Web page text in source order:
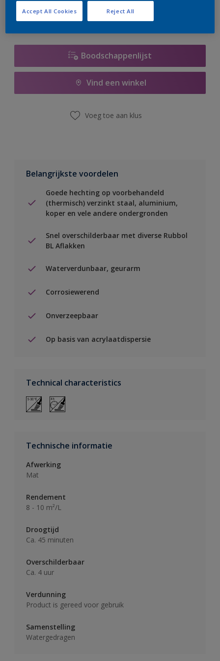
Boodschappenlijst
Vind een winkel
Voeg toe aan klus
Belangrijkste voordelen
Goede hechting op voorbehandeld
(thermisch) verzinkt staal, aluminium,
koper en vele andere ondergronden
Snel overschilderbaar met diverse Rubbol
BL Aflakken
Waterverdunbaar, geurarm
Corrosiewerend
Onverzeepbaar
Op basis van acrylaatdispersie
Technical characteristics
Technische informatie
Afwerking
Mat
Rendement
8 - 10 m²/L
Droogtijd
Ca. 45 minuten
Overschilderbaar
Ca. 4 uur
Verdunning
Product is gereed voor gebruik
Samenstelling
Watergedragen
Reject All
Accept All Cookies